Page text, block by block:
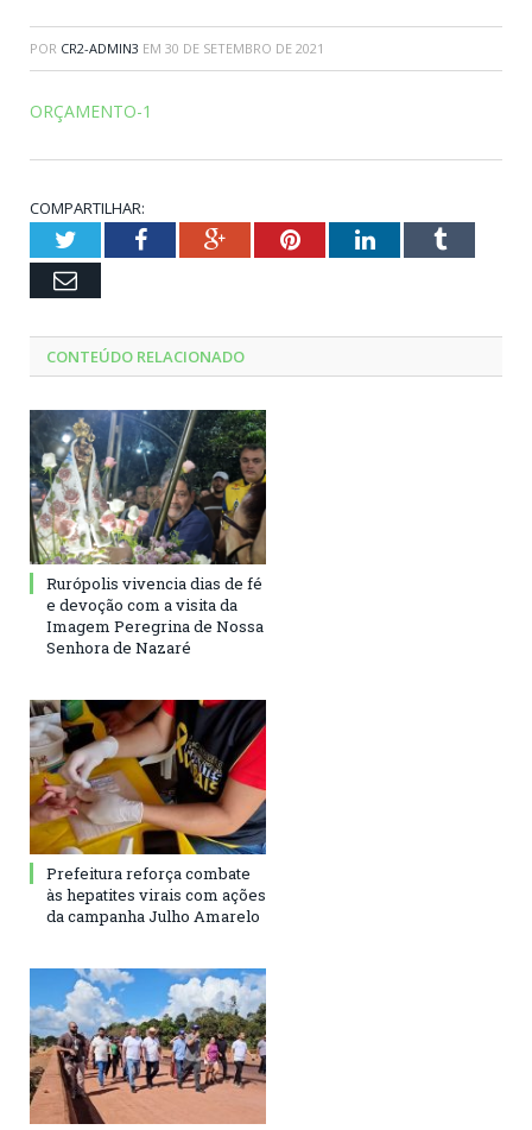
POR CR2-ADMIN3 EM 30 DE SETEMBRO DE 2021
ORÇAMENTO-1
COMPARTILHAR:
TwitterFacebookGoogle+PinterestLinkedInTumblr
Email
CONTEÚDO RELACIONADO
Rurópolis vivencia dias de fé
e devoção com a visita da
Imagem Peregrina de Nossa
Senhora de Nazaré
Prefeitura reforça combate
às hepatites virais com ações
da campanha Julho Amarelo